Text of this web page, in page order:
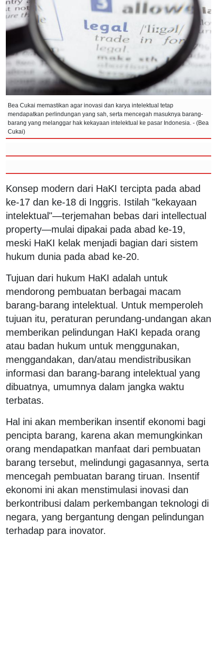
Bea Cukai memastikan agar inovasi dan karya intelektual tetap
mendapatkan perlindungan yang sah, serta mencegah masuknya barang-
barang yang melanggar hak kekayaan intelektual ke pasar Indonesia. - (Bea
Cukai)
Konsep modern dari HaKI tercipta pada abad
ke-17 dan ke-18 di Inggris. Istilah "kekayaan
intelektual"—terjemahan bebas dari intellectual
property—mulai dipakai pada abad ke-19,
meski HaKI kelak menjadi bagian dari sistem
hukum dunia pada abad ke-20.
Tujuan dari hukum HaKI adalah untuk
mendorong pembuatan berbagai macam
barang-barang intelektual. Untuk memperoleh
tujuan itu, peraturan perundang-undangan akan
memberikan pelindungan HaKI kepada orang
atau badan hukum untuk menggunakan,
menggandakan, dan/atau mendistribusikan
informasi dan barang-barang intelektual yang
dibuatnya, umumnya dalam jangka waktu
terbatas.
Hal ini akan memberikan insentif ekonomi bagi
pencipta barang, karena akan memungkinkan
orang mendapatkan manfaat dari pembuatan
barang tersebut, melindungi gagasannya, serta
mencegah pembuatan barang tiruan. Insentif
ekonomi ini akan menstimulasi inovasi dan
berkontribusi dalam perkembangan teknologi di
negara, yang bergantung dengan pelindungan
terhadap para inovator.